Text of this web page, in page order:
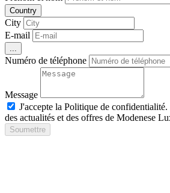
Country
City
E-mail
Numéro de téléphone
Message
J'accepte la Politique de confidentialité.
des actualités et des offres de Modenese
Soumettre